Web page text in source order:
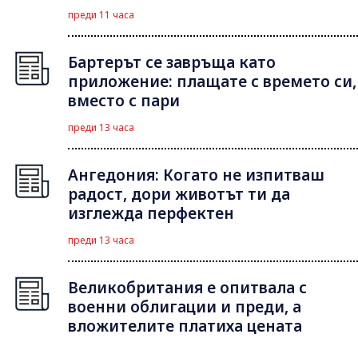
преди 11 часа
Бартерът се завръща като
приложение: плащате с времето си,
вместо с пари
преди 13 часа
Ангедония: Когато не изпитваш
радост, дори животът ти да
изглежда перфектен
преди 13 часа
Великобритания е опитвала с
военни облигации и преди, а
вложителите платиха цената